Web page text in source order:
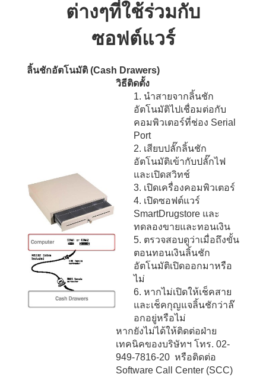
ต่างๆที่ใช้ร่วมกับ
ซอฟต์แวร์
ลิ้นชักอัตโนมัติ (Cash Drawers)
วิธีติดตั้ง
1. นำสายจากลิ้นชัก
อัตโนมัติไปเชื่อมต่อกับ
คอมพิวเตอร์ที่ช่อง Serial
Port
2. เสียบปลั๊กลิ้นชัก
อัตโนมัติเข้ากับปลั๊กไฟ
และเปิดสวิทช์
3. เปิดเครื่องคอมพิวเตอร์
4. เปิดซอฟต์แวร์
SmartDrugstore และ
ทดลองขายและทอนเงิน
5. ตรวจสอบดูว่าเมื่อถึงขั้น
ตอนทอนเงินลิ้นชัก
อัตโนมัติเปิดออกมาหรือ
ไม่
6. หากไม่เปิดให้เช็คสาย
และเช็คกุญแจลิ้นชักว่าล๊
อกอยู่หรือไม่
หากยังไม่ได้ให้ติดต่อฝ่าย
เทคนิคของบริษัทฯ โทร. 02-
949-7816-20 หรือติดต่อ
Software Call Center (SCC)